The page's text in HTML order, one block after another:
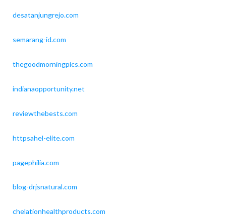
desatanjungrejo.com
semarang-id.com
thegoodmorningpics.com
indianaopportunity.net
reviewthebests.com
httpsahel-elite.com
pagephilia.com
blog-drjsnatural.com
chelationhealthproducts.com